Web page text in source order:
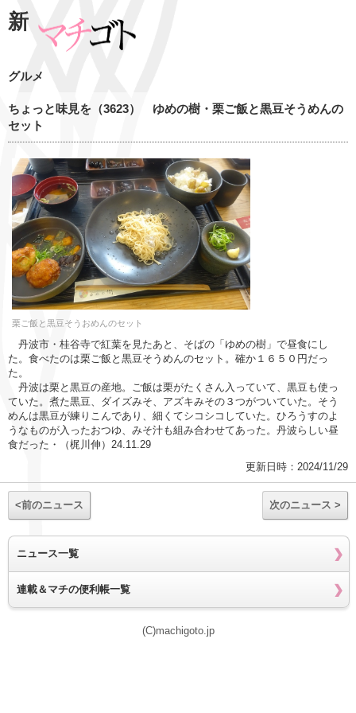
新
グルメ
ちょっと味見を（3623） ゆめの樹・栗ご飯と黒豆そうめんの
セット
栗ご飯と黒豆そうおめんのセット
丹波市・桂谷寺で紅葉を見たあと、そばの「ゆめの樹」で昼食にし
た。食べたのは栗ご飯と黒豆そうめんのセット。確か１６５０円だっ
た。
丹波は栗と黒豆の産地。ご飯は栗がたくさん入っていて、黒豆も使っ
ていた。煮た黒豆、ダイズみそ、アズキみその３つがついていた。そう
めんは黒豆が練りこんであり、細くてシコシコしていた。ひろうすのよ
うなものが入ったおつゆ、みそ汁も組み合わせてあった。丹波らしい昼
食だった・（梶川伸）24.11.29
更新日時：2024/11/29
<前のニュース 次のニュース >
ニュース一覧
連載＆マチの便利帳一覧
(C)machigoto.jp